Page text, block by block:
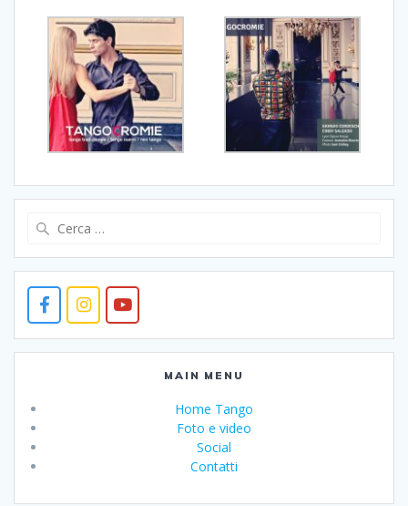
MAIN MENU
Home Tango
Foto e video
Social
Contatti